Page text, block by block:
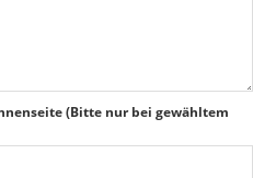
(Bitte nur bei gewähltem